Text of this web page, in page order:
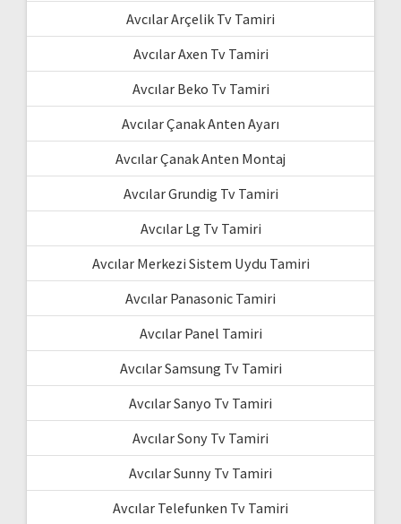
Avcılar Arçelik Tv Tamiri
Avcılar Axen Tv Tamiri
Avcılar Beko Tv Tamiri
Avcılar Çanak Anten Ayarı
Avcılar Çanak Anten Montaj
Avcılar Grundig Tv Tamiri
Avcılar Lg Tv Tamiri
Avcılar Merkezi Sistem Uydu Tamiri
Avcılar Panasonic Tamiri
Avcılar Panel Tamiri
Avcılar Samsung Tv Tamiri
Avcılar Sanyo Tv Tamiri
Avcılar Sony Tv Tamiri
Avcılar Sunny Tv Tamiri
Avcılar Telefunken Tv Tamiri